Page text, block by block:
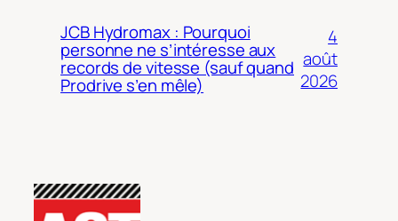
JCB Hydromax : Pourquoi
personne ne s’intéresse aux
records de vitesse (sauf quand
Prodrive s’en mêle)
4
août
2026